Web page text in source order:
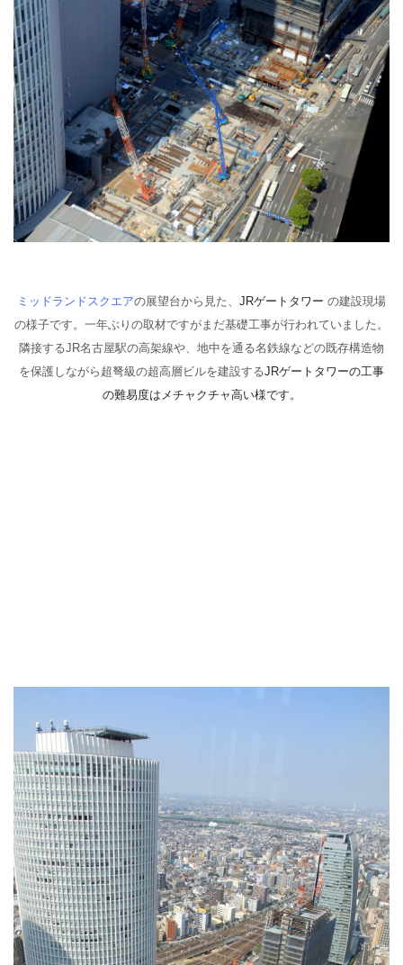
ミッドランドスクエアの展望台から見た、 JRゲートタワー の建設現場
の様子です。一年ぶりの取材ですがまだ基礎工事が行われていました。
隣接するJR名古屋駅の高架線や、地中を通る名鉄線などの既存構造物
を保護しながら超弩級の超高層ビルを建設するJRゲートタワーの工事
の難易度はメチャクチャ高い様です。